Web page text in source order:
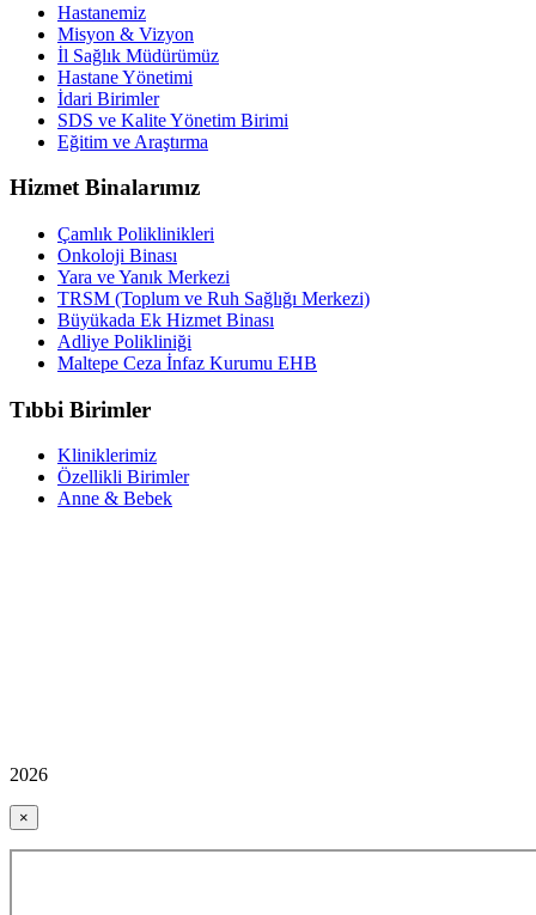
Hastanemiz
Misyon & Vizyon
İl Sağlık Müdürümüz
Hastane Yönetimi
İdari Birimler
SDS ve Kalite Yönetim Birimi
Eğitim ve Araştırma
Hizmet Binalarımız
Çamlık Poliklinikleri
Onkoloji Binası
Yara ve Yanık Merkezi
TRSM (Toplum ve Ruh Sağlığı Merkezi)
Büyükada Ek Hizmet Binası
Adliye Polikliniği
Maltepe Ceza İnfaz Kurumu EHB
Tıbbi Birimler
Kliniklerimiz
Özellikli Birimler
Anne & Bebek
2026
×